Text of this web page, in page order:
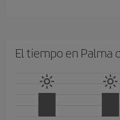
El tiempo en Palma